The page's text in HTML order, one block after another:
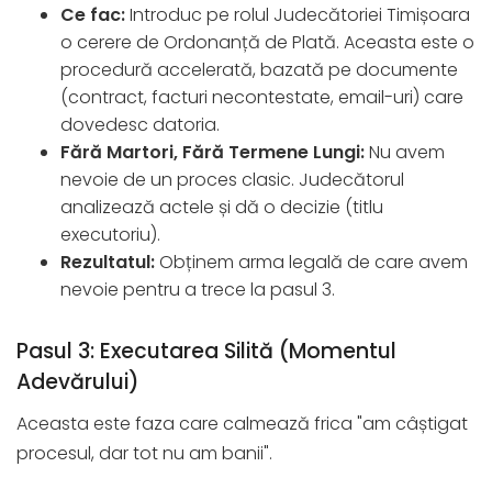
Ce fac:Introduc pe rolul Judecătoriei Timișoara
o cerere de Ordonanță de Plată. Aceasta este o
procedură accelerată, bazată pe documente
(contract, facturi necontestate, email-uri) care
dovedesc datoria.
Fără Martori, Fără Termene Lungi:Nu avem
nevoie de un proces clasic. Judecătorul
analizează actele și dă o decizie (titlu
executoriu).
Rezultatul:Obținem arma legală de care avem
nevoie pentru a trece la pasul 3.
Pasul 3: Executarea Silită (Momentul
Adevărului)
Aceasta este faza care calmează frica "am câștigat
procesul, dar tot nu am banii".